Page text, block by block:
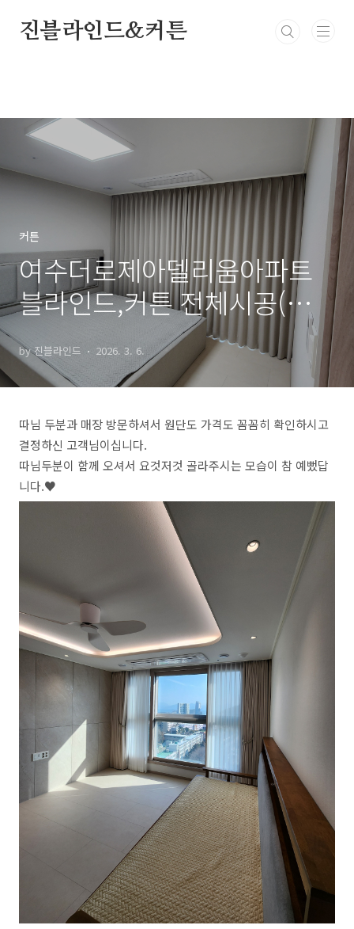
진블라인드&커튼
커튼
여수더로제아델리움아파트
블라인드,커튼 전체시공(진블
라인드&커튼)
by 진블라인드 2026. 3. 6.
따님 두분과 매장 방문하셔서 원단도 가격도 꼼꼼히 확인하시고
결정하신 고객님이십니다.
따님두분이 함께 오셔서 요것저것 골라주시는 모습이 참 예뻤답
니다.♥